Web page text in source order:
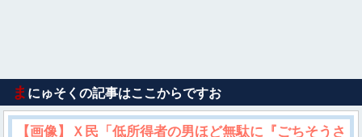
ま にゅそくの記事はここからですお
【画像】Ｘ民「低所得者の男ほど無駄に『ごちそうさ